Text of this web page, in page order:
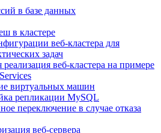
в базе данных
в кластере
веб-кластера для
задач
реализация веб-кластера на примере
виртуальных машин
репликации MySQL
переключение в случае отказа
веб-сервера